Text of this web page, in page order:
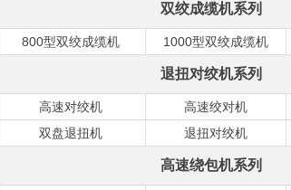
双绞成缆机系列
800型双绞成缆机 1000型双绞成缆机
退扭对绞机系列
高速对绞机 高速绞对机
双盘退扭机 退扭对绞机
高速绕包机系列